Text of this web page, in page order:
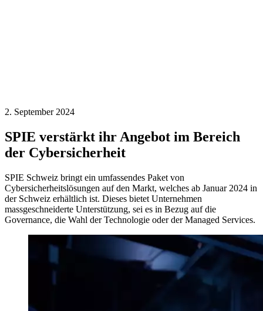
2. September 2024
SPIE verstärkt ihr Angebot im Bereich
der Cybersicherheit
SPIE Schweiz bringt ein umfassendes Paket von
Cybersicherheitslösungen auf den Markt, welches ab Januar 2024 in
der Schweiz erhältlich ist. Dieses bietet Unternehmen
massgeschneiderte Unterstützung, sei es in Bezug auf die
Governance, die Wahl der Technologie oder der Managed Services.